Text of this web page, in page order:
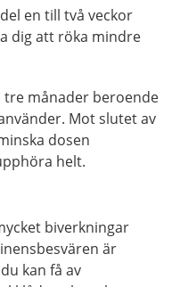
en till två veckor
dig att röka mindre
månader beroende
Mot slutet av
dosen
helt.
biverkningar
är
kan få av